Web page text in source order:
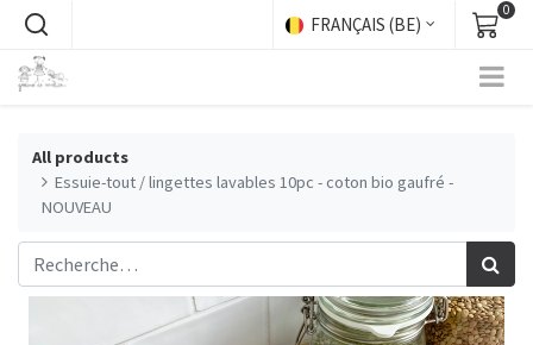
FRANÇAIS (BE)
0
All products
Essuie-tout / lingettes lavables 10pc - coton bio gaufré -
NOUVEAU